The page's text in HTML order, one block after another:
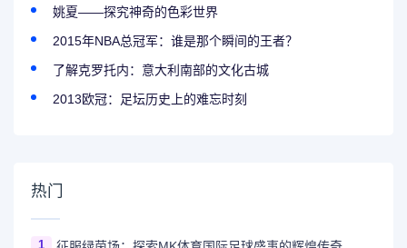
姚夏——探究神奇的色彩世界
2015年NBA总冠军：谁是那个瞬间的王者？
了解克罗托内：意大利南部的文化古城
2013欧冠：足坛历史上的难忘时刻
热门
1